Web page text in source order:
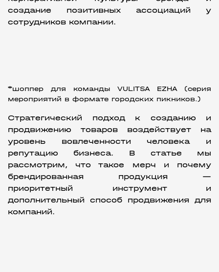
создание позитивных ассоциаций у
сотрудников компании.
*шоппер для команды VULITSA EZHA (серия
мероприятий в формате городских пикников.)
Стратегический подход к созданию и
продвижению товаров воздействует на
уровень вовлеченности человека и
репутацию бизнеса. В статье мы
рассмотрим, что такое мерч и почему
брендированная продукция —
приоритетный инструмент и
дополнительный способ продвижения для
компаний.